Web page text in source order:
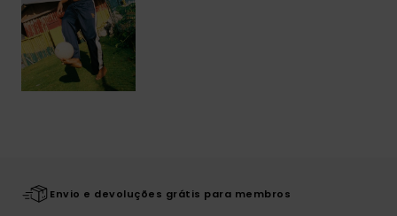
Envio e devoluções grátis para membros